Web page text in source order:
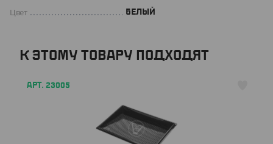
Цвет БЕЛЫЙ
К ЭТОМУ ТОВАРУ ПОДХОДЯТ
АРТ. 23005